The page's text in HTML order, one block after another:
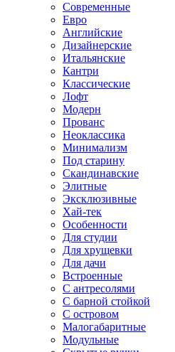
Современные
Евро
Английские
Дизайнерские
Итальянские
Кантри
Классические
Лофт
Модерн
Прованс
Неоклассика
Минимализм
Под старину
Скандинавские
Элитные
Эксклюзивные
Хай-тек
Особенности
Для студии
Для хрущевки
Для дачи
Встроенные
С антресолями
С барной стойкой
С островом
Малогабаритные
Модульные